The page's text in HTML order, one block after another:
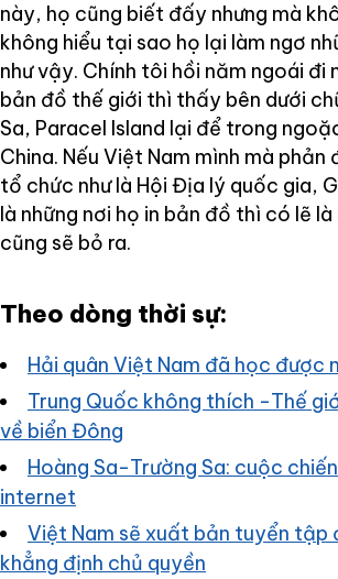
này, họ cũng biết đấy nhưng mà
không hiểu tại sao họ lại làm ngơ
như vậy. Chính tôi hồi năm ngoái đi
bản đồ thế giới thì thấy bên dưới
Sa, Paracel Island lại để trong
China. Nếu Việt Nam mình mà phản
tổ chức như là Hội Địa lý quốc gia,
là những nơi họ in bản đồ thì có lẽ
cũng sẽ bỏ ra.
Theo dòng thời sự:
Hải quân Việt Nam đã học được
Trung Quốc không thích -Thế
về biển Đông
Hoàng Sa-Trường Sa: cuộc
internet
Việt Nam sẽ xuất bản tuyển tập
khẳng định chủ quyền